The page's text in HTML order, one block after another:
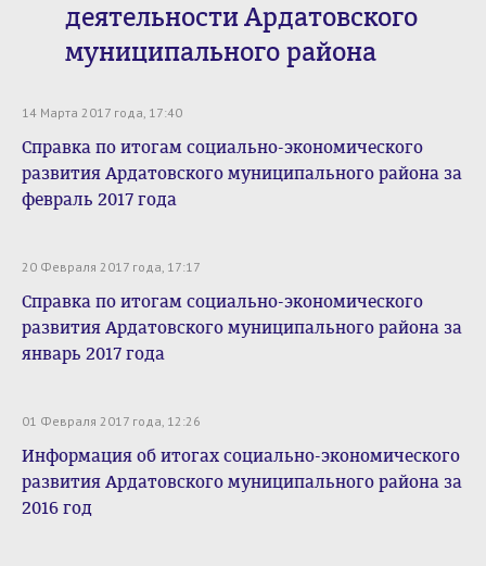
деятельности Ардатовского
муниципального района
14 Марта 2017 года, 17:40
Справка по итогам социально-экономического
развития Ардатовского муниципального района за
февраль 2017 года
20 Февраля 2017 года, 17:17
Справка по итогам социально-экономического
развития Ардатовского муниципального района за
январь 2017 года
01 Февраля 2017 года, 12:26
Информация об итогах социально-экономического
развития Ардатовского муниципального района за
2016 год